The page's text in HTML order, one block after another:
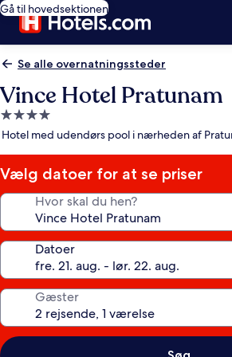
Gå til hovedsektionen
Se alle overnatningssteder
Vince Hotel Pratunam
4.0-
stjernet
Hotel med udendørs pool i nærheden af
Vælg datoer for at se priser
Hvor skal du hen?
Datoer
Gæster